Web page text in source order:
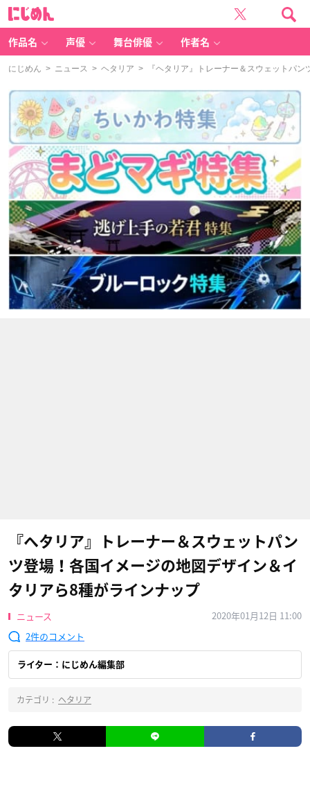
作品名 声優 舞台俳優 作者名
にじめん > ニュース > ヘタリア > 『ヘタリア』トレーナー＆スウェットパン
『ヘタリア』トレーナー＆スウェットパン
ツ登場！各国イメージの地図デザイン＆イ
タリアら8種がラインナップ
ニュース
2020年01月12日 11:00
2
ライター：にじめん編集部
カテゴリ : ヘタリア